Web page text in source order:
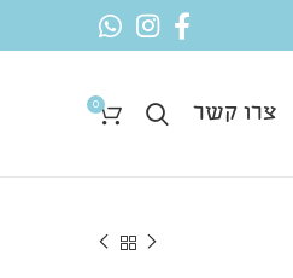
צרו קשר 0